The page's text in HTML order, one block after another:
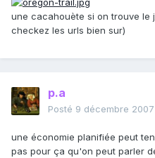
une cacahouète si on trouve le
checkez les urls bien sur)
p.a
Posté 9 décembre 2007
une économie planifiée peut
pas pour ça qu'on peut parler